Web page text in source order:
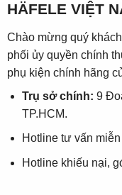
HÄFELE VIỆT
Chào mừng quý
phối ủy quyền chính
phụ kiện chính hãng
Trụ sở chính: 9
TP.HCM.
Hotline tư vấn
Hotline khiếu nại,